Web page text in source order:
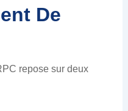
De
repose sur deux